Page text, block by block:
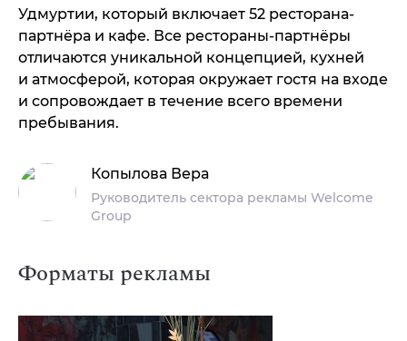
Удмуртии, который включает 52 ресторана-
партнёра и кафе. Все рестораны-партнёры
отличаются уникальной концепцией, кухней
и атмосферой, которая окружает гостя на входе
и сопровождает в течение всего времени
пребывания.
Копылова Вера
Руководитель сектора рекламы Welcome
Group
Форматы рекламы